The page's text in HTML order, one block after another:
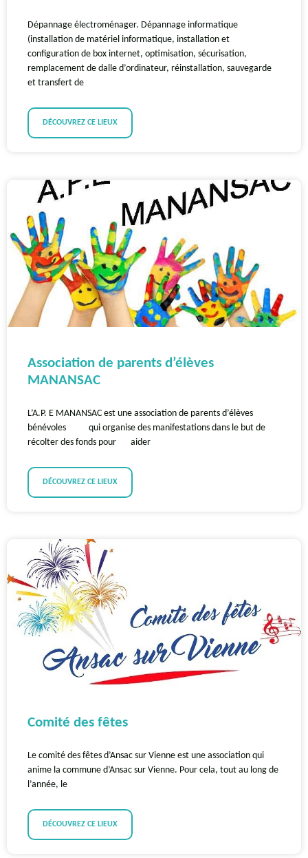
Dépannage électroménager. Dépannage informatique
(installation de matériel informatique, installation et
configuration de box internet, optimisation, sécurisation,
remplacement de dalle d’ordinateur, réinstallation, sauvegarde
et transfert de
DÉCOUVREZ CE LIEUX
Association de parents d’élèves
MANANSAC
L’A.P. E MANANSAC est une association de parents d’élèves
bénévoles qui organise des manifestations dans le but de
récolter des fonds pour aider
DÉCOUVREZ CE LIEUX
Comité des fêtes
Le comité des fêtes d’Ansac sur Vienne est une association qui
anime la commune d’Ansac sur Vienne. Pour cela, tout au long de
l’année, le
DÉCOUVREZ CE LIEUX